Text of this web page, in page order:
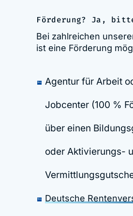
Förderung? Ja,
Bei zahlreichen
ist eine Förderung
Agentur für Arbeit
Jobcenter (100 %
über einen
oder Aktivierungs-
Deutsche